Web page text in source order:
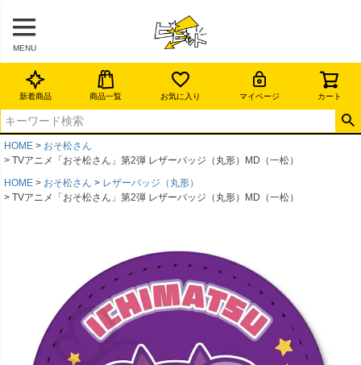
MENU
新着商品 商品一覧 お気に入り マイページ カート
HOME
おそ松さん
TVアニメ「おそ松さん」第2弾 レザーバッジ（丸形）MD（一松）
HOME
おそ松さん
レザーバッジ（丸形）
TVアニメ「おそ松さん」第2弾 レザーバッジ（丸形）MD（一松）